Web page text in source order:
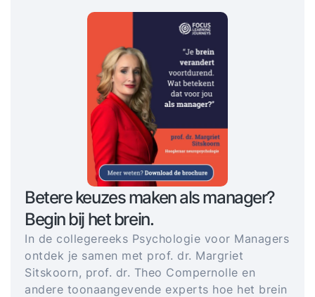
Betere keuzes maken als manager?
Begin bij het brein.
In de collegereeks Psychologie voor Managers
ontdek je samen met prof. dr. Margriet
Sitskoorn, prof. dr. Theo Compernolle en
andere toonaangevende experts hoe het brein